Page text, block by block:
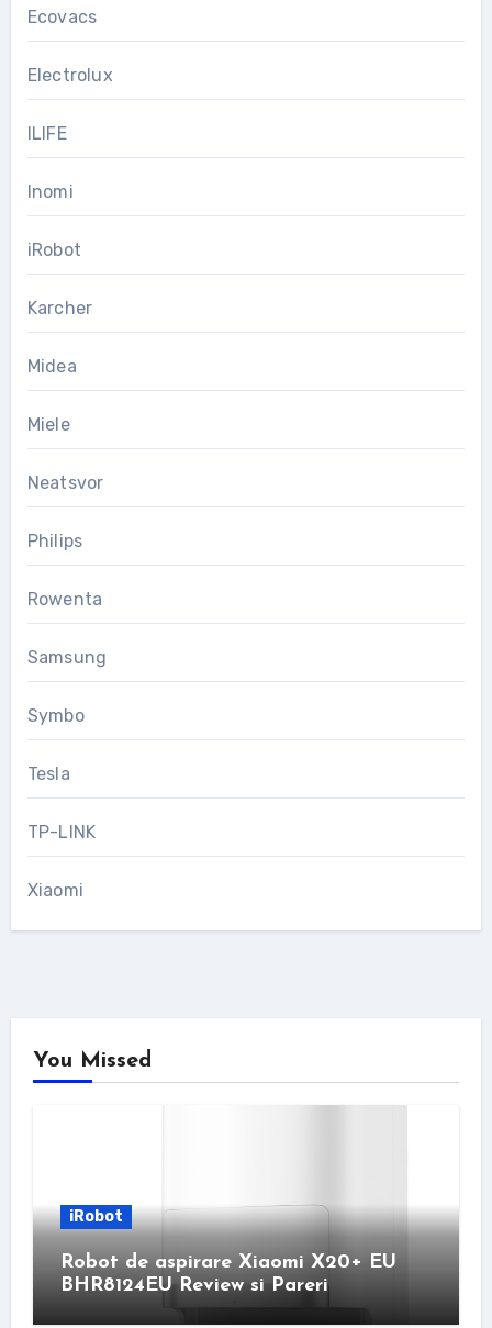
Ecovacs
Electrolux
ILIFE
Inomi
iRobot
Karcher
Midea
Miele
Neatsvor
Philips
Rowenta
Samsung
Symbo
Tesla
TP-LINK
Xiaomi
You Missed
iRobot
Robot de aspirare Xiaomi X20+ EU
BHR8124EU Review si Pareri